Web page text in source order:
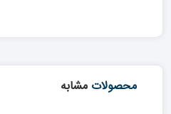
محصولات مشابه